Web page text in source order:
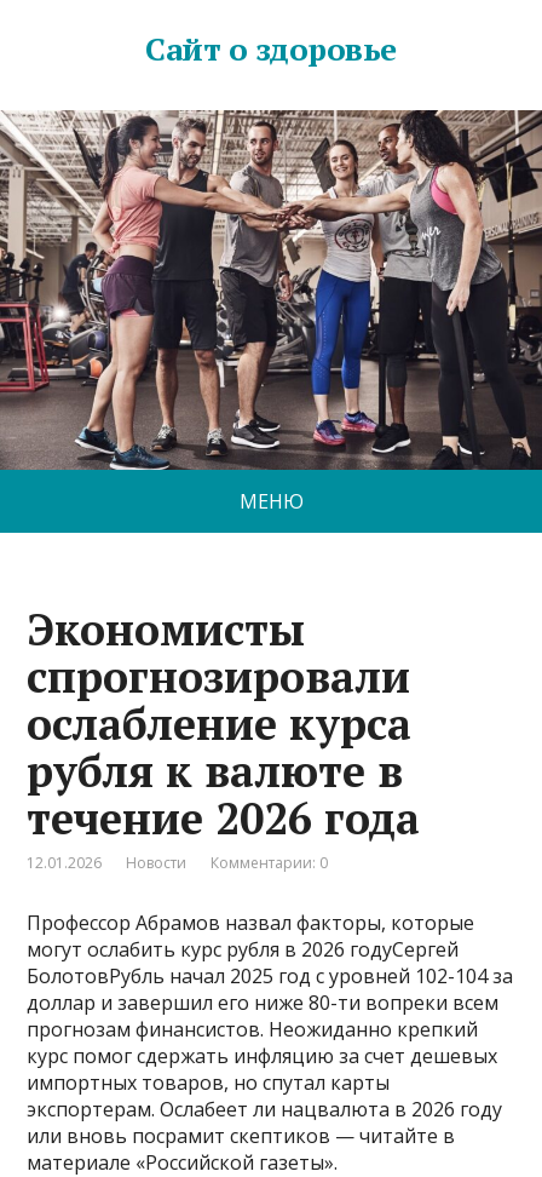
Сайт о здоровье
МЕНЮ
Экономисты
спрогнозировали
ослабление курса
рубля к валюте в
течение 2026 года
12.01.2026 Новости Комментарии: 0
Профессор Абрамов назвал факторы, которые
могут ослабить курс рубля в 2026 годуСергей
БолотовРубль начал 2025 год с уровней 102-104 за
доллар и завершил его ниже 80-ти вопреки всем
прогнозам финансистов. Неожиданно крепкий
курс помог сдержать инфляцию за счет дешевых
импортных товаров, но спутал карты
экспортерам. Ослабеет ли нацвалюта в 2026 году
или вновь посрамит скептиков — читайте в
материале «Российской газеты».